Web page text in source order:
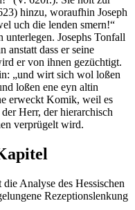
hinzu, woraufhin Joseph
uch die lenden smern!“
unterlegen. Josephs Tonfall
anstatt dass er seine
er von ihnen gezüchtigt.
„und wirt sich wol loßen
loßen ene eyn altin
erweckt Komik, weil es
Herr, der hierarchisch
verprügelt wird.
Analyse des Hessischen
Rezeptionslenkung